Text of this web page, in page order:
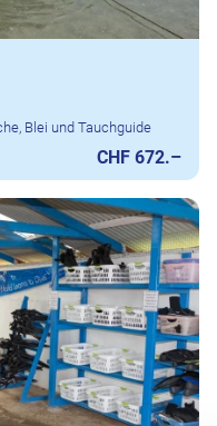
Blei und Tauchguide
CHF 672.–